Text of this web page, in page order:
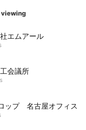
viewing
エムアール
会議所
ップ 名古屋オフィス